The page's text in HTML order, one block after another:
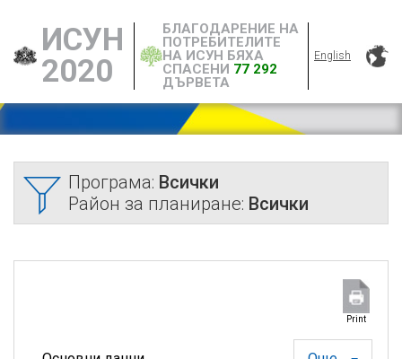
ИСУН
2020
БЛАГОДАРЕНИЕ НА
ПОТРЕБИТЕЛИТЕ
НА ИСУН БЯХА
СПАСЕНИ 77 292
ДЪРВЕТА
English
Програма: Всички
Район за планиране: Всички
Print